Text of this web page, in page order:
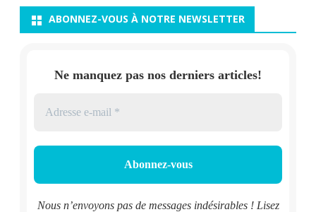
ABONNEZ-VOUS À NOTRE NEWSLETTER
Ne manquez pas nos derniers articles!
Nous n’envoyons pas de messages indésirables ! Lisez